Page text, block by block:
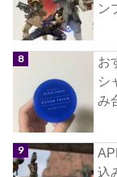
ン
お
シ
み
込